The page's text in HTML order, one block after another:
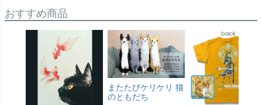
おすすめ商品
またたびケリケリ 猫
のともだち